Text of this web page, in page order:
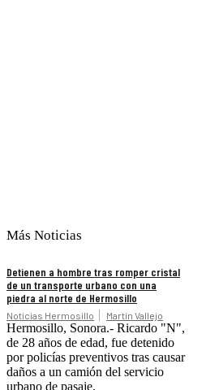
Más Noticias
Detienen a hombre tras romper cristal
de un transporte urbano con una
piedra al norte de Hermosillo
Noticias Hermosillo Martín Vallejo
Hermosillo, Sonora.- Ricardo "N",
de 28 años de edad, fue detenido
por policías preventivos tras causar
daños a un camión del servicio
urbano de pasaje.